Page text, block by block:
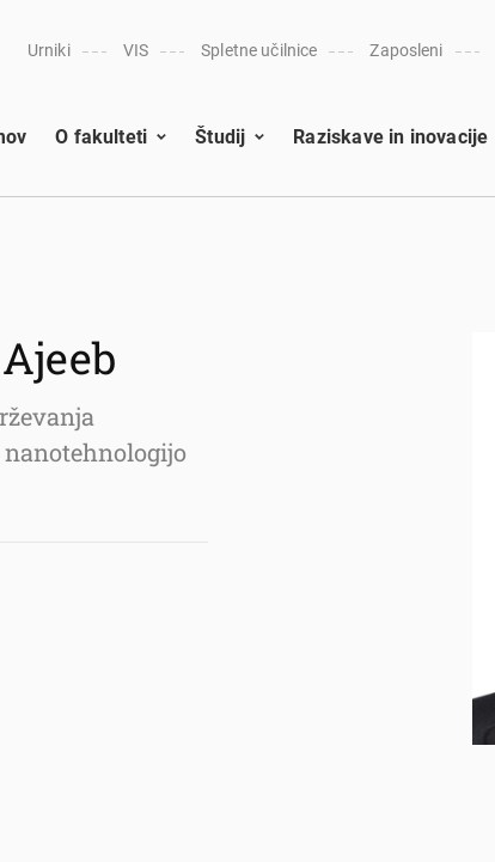
Urniki VIS Spletne učilnice Zaposleni
O fakulteti Študij Raziskave in inovacije